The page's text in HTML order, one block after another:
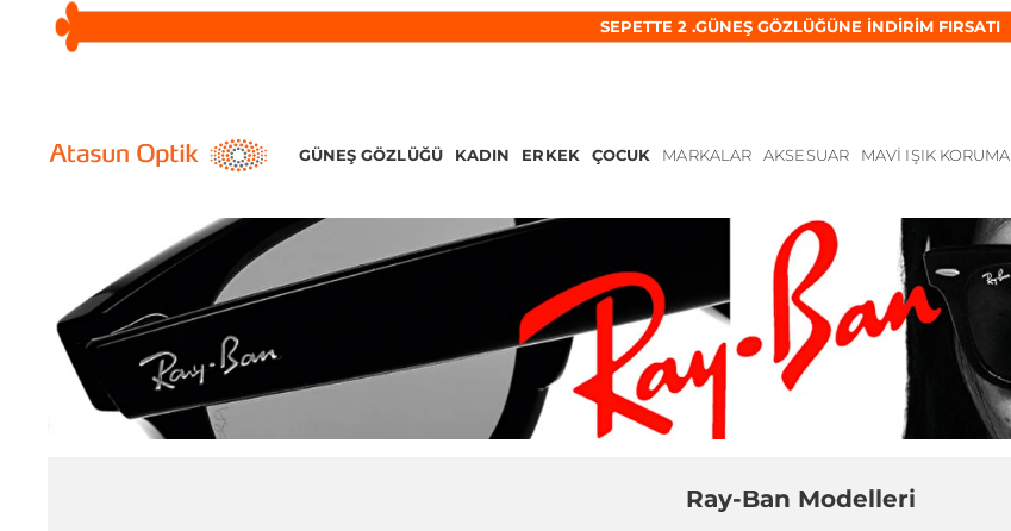
SEPETTE 2 .GÜNEŞ GÖZLÜĞÜNE İNDİRİM FIRSATI
GÜNEŞ GÖZLÜĞÜ KADIN ERKEK ÇOCUK MARKALAR AKSESUAR MAVI IŞIK KORUMA
Ray-Ban Modelleri